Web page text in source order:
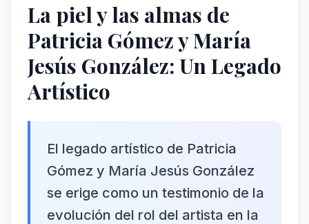
La piel y las almas de
Patricia Gómez y María
Jesús González: Un Legado
Artístico
El legado artístico de Patricia
Gómez y María Jesús González
se erige como un testimonio de la
evolución del rol del artista en la